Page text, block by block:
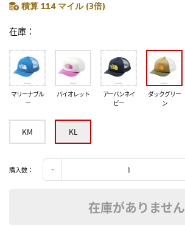
積算 114 マイル (3倍)
在庫
マリーナブル
ー
バイオレット
アーバンネイ
ビー
ダックグリー
ン
KM KL
購入数：
在庫がありません